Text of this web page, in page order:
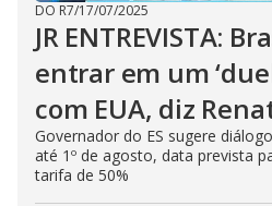
DO R7/17/07/2025
JR ENTREVISTA:
entrar em um
com EUA, diz
Governador do ES sugere
até 1º de agosto, data prevista
tarifa de 50%